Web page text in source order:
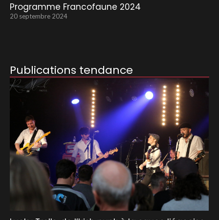
Programme Francofaune 2024
20 septembre 2024
Publications tendance